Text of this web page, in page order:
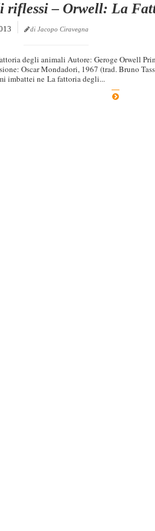
riflessi – Orwell: La
di Jacopo Ciravegna
degli animali Autore: Geroge Orwell
Oscar Mondadori, 1967 (trad. Bruno
imbattei ne La fattoria degli...